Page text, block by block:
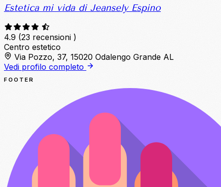
Estetica mi vida di Jeansely Espino
4.9 (23 recensioni )
Centro estetico
Via Pozzo, 37, 15020 Odalengo Grande AL
Vedi profilo completo
FOOTER